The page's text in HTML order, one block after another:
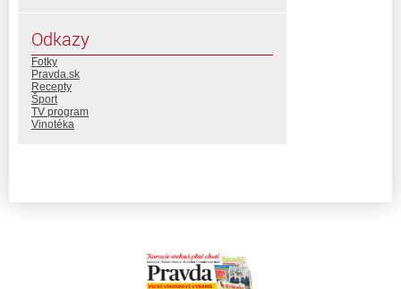
Odkazy
Fotky
Pravda.sk
Recepty
Šport
TV program
Vinotéka